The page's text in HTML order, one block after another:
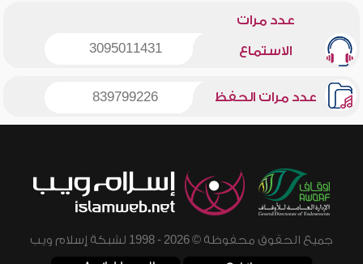
عدد مرات
الاستماع 3095011431
عدد مرات الحفظ 839799226
جميع الحقوق محفوظة © 2026 - 1998 لشبكة إسلام ويب